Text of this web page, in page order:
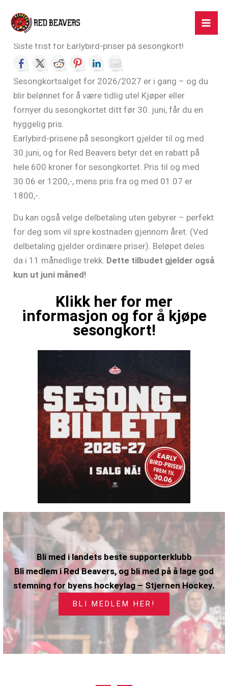
rett
innholdet
Siste frist for Earlybird-priser på sesongkort!
Sesongkortsalget for 2026/2027 er i gang – og du
blir belønnet for å være tidlig ute! Kjøper eller
fornyer du sesongkortet ditt før 30. juni, får du en
hyggelig pris.
Earlybird-prisene på sesongkort gjelder til og med
30.juni, og for Red Beavers betyr det en rabatt på
hele 600 kroner for sesongkortet. Pris til og med
30.06 er 1200,-, mens pris fra og med 01.07 er
1800,-.
Du kan også velge delbetaling uten gebyrer – perfekt
for deg som vil spre kostnaden gjennom året. (Ved
delbetaling gjelder ordinære priser). Beløpet deles
da i 11 månedlige trekk. Dette tilbudet gjelder også
kun ut juni måned!
Klikk her for mer
informasjon og for å kjøpe
sesongkort!
Bli med i landets beste supporterklubb
Bli medlem i Red Beavers, og bli med på å lage god
stemning for byens hockeylag – Stjernen Hockey.
BLI MEDLEM HER!